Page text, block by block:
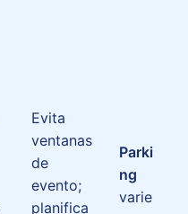
Evita
ventanas
de
evento;
planifica
Parki
ng
varie